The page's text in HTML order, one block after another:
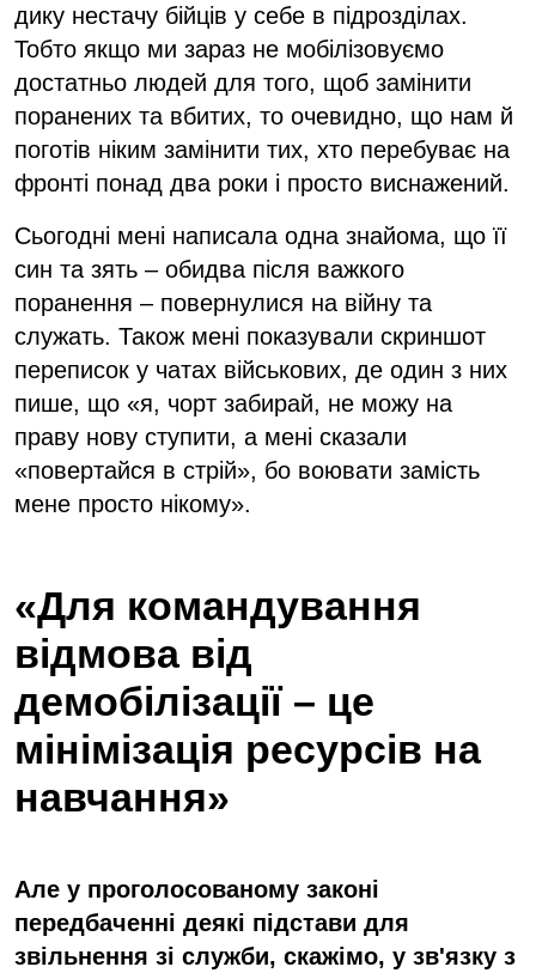
дику нестачу бійців у себе в підрозділах.
Тобто якщо ми зараз не мобілізовуємо
достатньо людей для того, щоб замінити
поранених та вбитих, то очевидно, що нам й
поготів ніким замінити тих, хто перебуває на
фронті понад два роки і просто виснажений.
Сьогодні мені написала одна знайома, що її
син та зять – обидва після важкого
поранення – повернулися на війну та
служать. Також мені показували скриншот
переписок у чатах військових, де один з них
пише, що «я, чорт забирай, не можу на
праву нову ступити, а мені сказали
«повертайся в стрій», бо воювати замість
мене просто нікому».
«Для командування
відмова від
демобілізації – це
мінімізація ресурсів на
навчання»
Але у проголосованому законі
передбаченні деякі підстави для
звільнення зі служби, скажімо, у зв'язку з